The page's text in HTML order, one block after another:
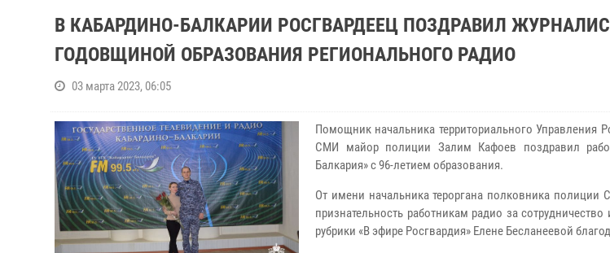
В КАБАРДИНО-БАЛКАРИИ РОСГВАРДЕЕЦ ПОЗДРАВИЛ
ГОДОВЩИНОЙ ОБРАЗОВАНИЯ РЕГИОНАЛЬНОГО РАДИО
03 марта 2023, 06:05
Помощник начальника территориального Управления
СМИ майор полиции Залим Кафоев поздравил
Балкария» с 96-летием образования.
От имени начальника тероргана полковника полиции
признательность работникам радио за
рубрики «В эфире Росгвардия» Елене Бесланеевой